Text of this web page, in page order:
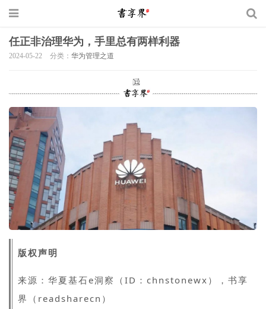
任正非治理华为，手里总有两样利器
2024-05-22 分类： 华为管理之道
版权声明
来源： 华夏基石e洞察（ID：chnstonewx），书享
界（readsharecn）